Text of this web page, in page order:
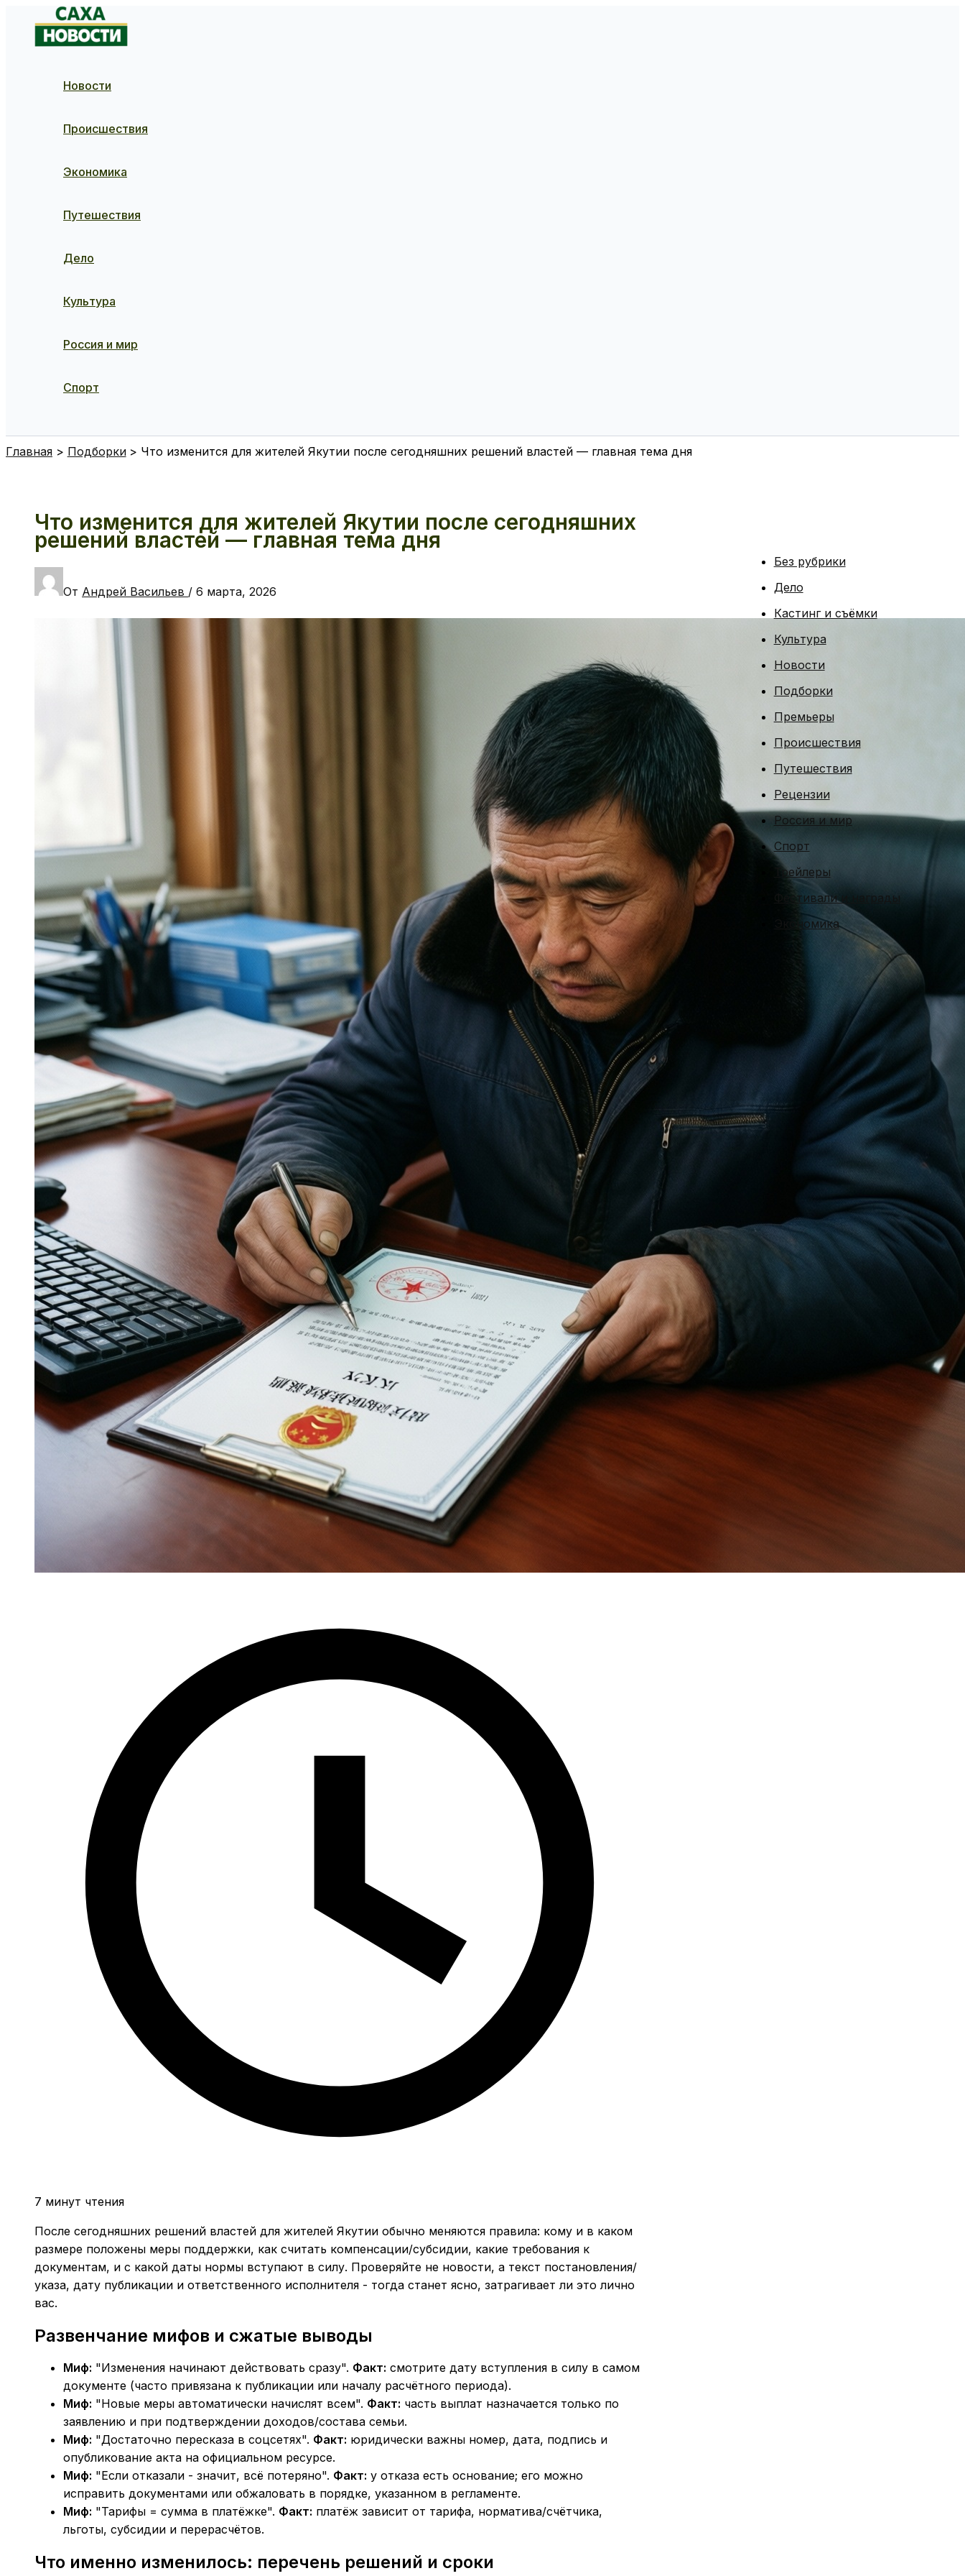
содержимому
Новости
Происшествия
Экономика
Путешествия
Дело
Культура
Россия и мир
Спорт
Главная Подборки Что изменится для жителей Якутии после сегодняшних решений властей — главная тема дня
Что изменится для жителей Якутии после сегодняшних
решений властей — главная тема дня
От Андрей Васильев / 6 марта, 2026
7 минут чтения
После сегодняшних решений властей для жителей Якутии обычно меняются правила: кому и в каком
размере положены меры поддержки, как считать компенсации/субсидии, какие требования к
документам, и с какой даты нормы вступают в силу. Проверяйте не новости, а текст постановления/
указа, дату публикации и ответственного исполнителя - тогда станет ясно, затрагивает ли это лично
вас.
Развенчание мифов и сжатые выводы
Миф: "Изменения начинают действовать сразу". Факт: смотрите дату вступления в силу в самом
документе (часто привязана к публикации или началу расчётного периода).
Миф: "Новые меры автоматически начислят всем". Факт: часть выплат назначается только по
заявлению и при подтверждении доходов/состава семьи.
Миф: "Достаточно пересказа в соцсетях". Факт: юридически важны номер, дата, подпись и
опубликование акта на официальном ресурсе.
Миф: "Если отказали - значит, всё потеряно". Факт: у отказа есть основание; его можно
исправить документами или обжаловать в порядке, указанном в регламенте.
Миф: "Тарифы = сумма в платёжке". Факт: платёж зависит от тарифа, норматива/счётчика,
льготы, субсидии и перерасчётов.
Что именно изменилось: перечень решений и сроки
Без рубрики
Дело
Кастинг и съёмки
Культура
Новости
Подборки
Премьеры
Происшествия
Путешествия
Рецензии
Россия и мир
Спорт
Трейлеры
Фестивали и награды
Экономика